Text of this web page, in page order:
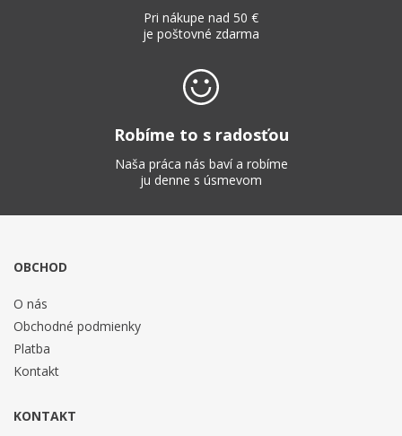
Pri nákupe nad 50 €
je poštovné zdarma
Robíme to s radosťou
Naša práca nás baví a robíme
ju denne s úsmevom
OBCHOD
O nás
Obchodné podmienky
Platba
Kontakt
KONTAKT